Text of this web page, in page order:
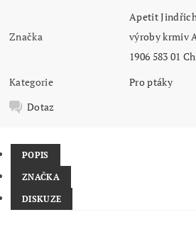
Značka
Apetit Jindřich
výroby krmiv Apetit
1906 583
Kategorie
Pro ptáky
Dotaz
POPIS
ZNAČKA
DISKUZE